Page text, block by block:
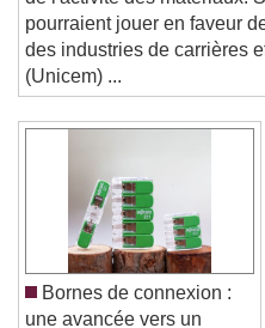
de l'activité des matériaux.
pourraient jouer en faveur
des industries de carrières
(Unicem) ...
Bornes de connexion :